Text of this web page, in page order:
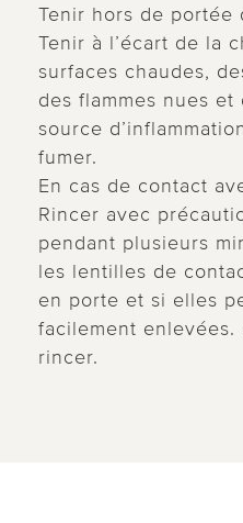
Tenir hors de portée
Tenir à l’écart de la
surfaces chaudes,
des flammes nues
source
fumer.
En cas de contact
Rincer avec
pendant plusieurs
les lentilles de
en porte et si elles
facilement enlevées.
rincer.